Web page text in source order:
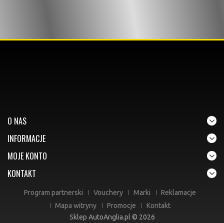
O NAS
INFORMACJE
MOJE KONTO
KONTAKT
Program partnerski Vouchery Marki
Reklamacje
Mapa witryny
Promocje
Kontakt
Sklep AutoAnglia.pl © 2026